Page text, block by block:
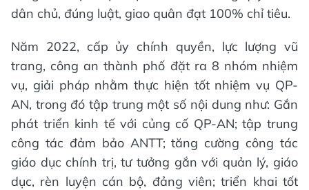
dân chủ, đúng luật, giao quân đạt 100% chỉ tiêu.
Năm 2022, cấp ủy chính quyền, lực lượng vũ
trang, công an thành phố đặt ra 8 nhóm nhiệm
vụ, giải pháp nhằm thực hiện tốt nhiệm vụ QP-
AN, trong đó tập trung một số nội dung như: Gắn
phát triển kinh tế với củng cố QP-AN; tập trung
công tác đảm bảo ANTT; tăng cường công tác
giáo dục chính trị, tư tưởng gắn với quản lý, giáo
dục, rèn luyện cán bộ, đảng viên; triển khai tốt